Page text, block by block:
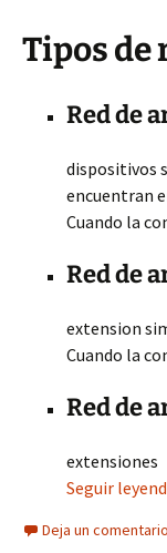
Tipos de
Red de
dispositivos
encuentran
Cuando la
Red de
extension
Cuando la
Red de
extensiones
Seguir
Deja un comentario